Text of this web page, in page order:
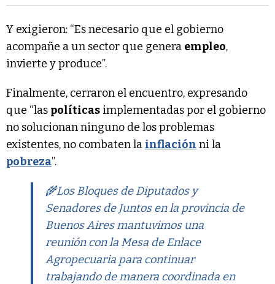
Y exigieron: “Es necesario que el gobierno
acompañe a un sector que genera empleo,
invierte y produce”.
Finalmente, cerraron el encuentro, expresando
que “las políticas implementadas por el gobierno
no solucionan ninguno de los problemas
existentes, no combaten la inflación ni la
pobreza”.
🌾Los Bloques de Diputados y
Senadores de Juntos en la provincia de
Buenos Aires mantuvimos una
reunión con la Mesa de Enlace
Agropecuaria para continuar
trabajando de manera coordinada en